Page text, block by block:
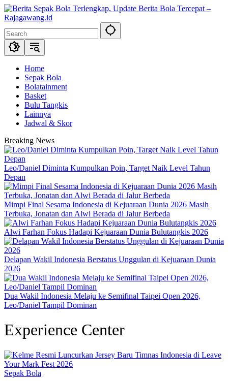
Skip
to
Home
Sepak Bola
Bolatainment
Basket
Bulu Tangkis
Lainnya
Jadwal & Skor
Breaking News
Leo/Daniel Diminta Kumpulkan Poin, Target Naik Level Tahun
Depan
Mimpi Final Sesama Indonesia di Kejuaraan Dunia 2026 Masih
Terbuka, Jonatan dan Alwi Berada di Jalur Berbeda
Alwi Farhan Fokus Hadapi Kejuaraan Dunia Bulutangkis 2026
Delapan Wakil Indonesia Berstatus Unggulan di Kejuaraan Dunia
2026
Dua Wakil Indonesia Melaju ke Semifinal Taipei Open 2026,
Leo/Daniel Tampil Dominan
Experience Center
Sepak Bola